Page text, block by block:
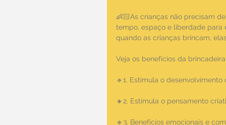
👶🏻As crianças não precisam
tempo, espaço e liberdade para
quando as crianças brincam,
Veja os benefícios da brincadeira:
🔹1. Estimula o desenvolvimento
🔸2. Estimula o pensamento
🔹3. Benefícios emocionais e